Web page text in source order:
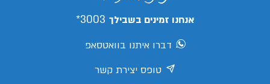
אנחנו זמינים בשבילך 3003*
דברו איתנו בוואטסאפ
טופס יצירת קשר